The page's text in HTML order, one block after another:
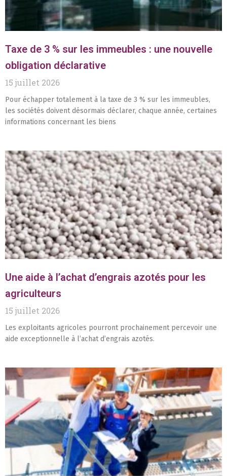
Taxe de 3 % sur les immeubles : une nouvelle
obligation déclarative
15 juillet 2026
Pour échapper totalement à la taxe de 3 % sur les immeubles,
les sociétés doivent désormais déclarer, chaque année, certaines
informations concernant les biens
Une aide à l’achat d’engrais azotés pour les
agriculteurs
15 juillet 2026
Les exploitants agricoles pourront prochainement percevoir une
aide exceptionnelle à l’achat d’engrais azotés.